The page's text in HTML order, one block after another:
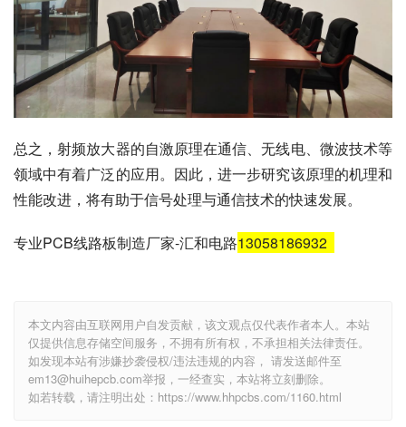
总之，射频放大器的自激原理在通信、无线电、微波技术等
领域中有着广泛的应用。因此，进一步研究该原理的机理和
性能改进，将有助于信号处理与通信技术的快速发展。
专业PCB线路板制造厂家-汇和电路13058186932
本文内容由互联网用户自发贡献，该文观点仅代表作者本人。本站
仅提供信息存储空间服务，不拥有所有权，不承担相关法律责任。
如发现本站有涉嫌抄袭侵权/违法违规的内容， 请发送邮件至
em13@huihepcb.com举报，一经查实，本站将立刻删除。
如若转载，请注明出处：https://www.hhpcbs.com/1160.html